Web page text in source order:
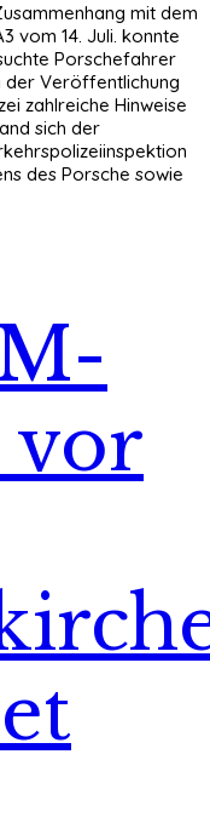
mit dem
vom 14. Juli. konnte
Porschefahrer
der Veröffentlichung
zahlreiche Hinweise
sich der
des Porsche sowie
vor